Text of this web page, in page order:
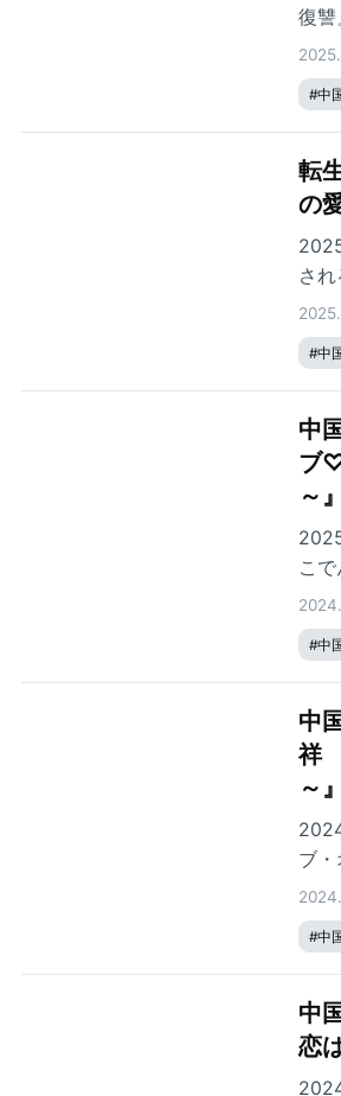
復讐
#中
転
の
され
#中
中
ブ
～
こ
司
#中
中
祥
～
ブ
#中
中
恋